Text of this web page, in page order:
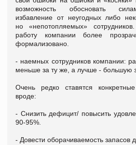
возможность обосновать
избавление от неугодных либо
но «непотопляемых»
работу компании более
формализовано.
- наемных сотрудников компании:
меньше за ту же, а лучше - большую
Очень редко ставятся
вроде:
- Снизить дефицит/ повысить
90-95%.
- Довести оборачиваемость запасов